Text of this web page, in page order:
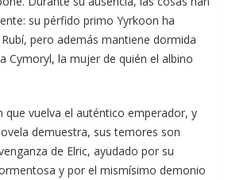
su pérfido primo Yyrkoon ha
pero además mantiene dormida
Cymoryl, la mujer de quién el albino
que vuelva el auténtico emperador, y
demuestra, sus temores son
de Elric, ayudado por su
y por el mismísimo demonio